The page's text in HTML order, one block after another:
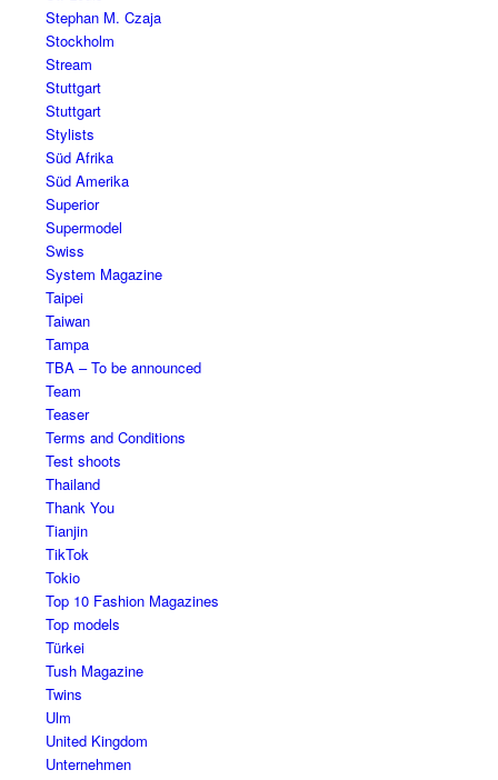
Stephan M. Czaja
Stockholm
Stream
Stuttgart
Stuttgart
Stylists
Süd Afrika
Süd Amerika
Superior
Supermodel
Swiss
System Magazine
Taipei
Taiwan
Tampa
TBA – To be announced
Team
Teaser
Terms and Conditions
Test shoots
Thailand
Thank You
Tianjin
TikTok
Tokio
Top 10 Fashion Magazines
Top models
Türkei
Tush Magazine
Twins
Ulm
United Kingdom
Unternehmen